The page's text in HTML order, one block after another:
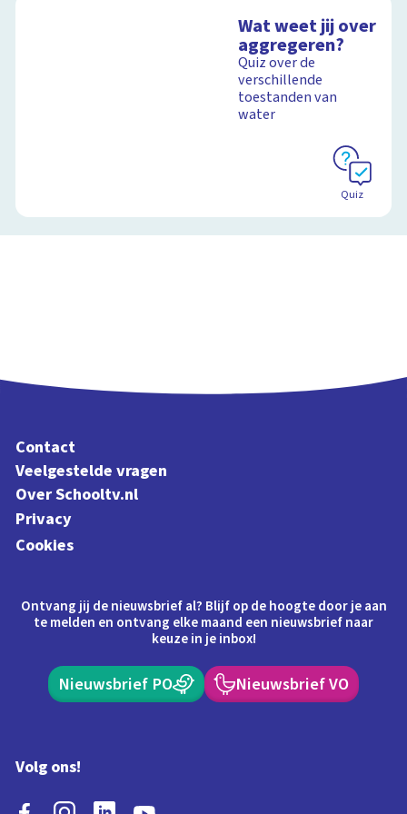
voetafdruk
Ontdek hoe jouw
levensstijl invloed
heeft op de aarde
Wat weet jij over
aggregeren?
Quiz over de
verschillende
toestanden van
water
Quiz
Contact
Veelgestelde vragen
Over Schooltv.nl
Privacy
Cookies
Ontvang jij de nieuwsbrief al? Blijf op de hoogte door je aan
te melden en ontvang elke maand een nieuwsbrief naar
keuze in je inbox!
Nieuwsbrief PO Nieuwsbrief VO
Volg ons!